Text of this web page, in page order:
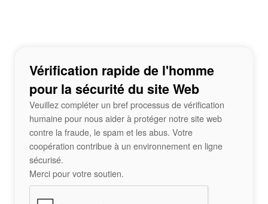
Vérification rapide de l'homme
pour la sécurité du site Web
Veuillez compléter un bref processus de vérification
humaine pour nous aider à protéger notre site web
contre la fraude, le spam et les abus. Votre
coopération contribue à un environnement en ligne
sécurisé.
Merci pour votre soutien.